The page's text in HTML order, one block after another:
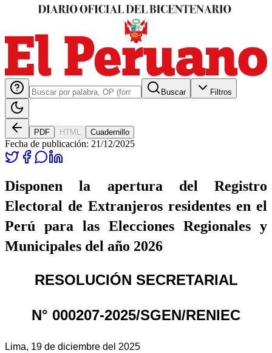
Buscar Filtros
PDF HTML Cuadernillo
Fecha de publicación: 21/12/2025
Disponen la apertura del Registro
Electoral de Extranjeros residentes en el
Perú para las Elecciones Regionales y
Municipales del año 2026
RESOLUCIÓN SECRETARIAL
N° 000207-2025/SGEN/RENIEC
Lima, 19 de diciembre del 2025